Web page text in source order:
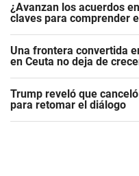
¿Avanzan los acuerdos
claves para comprender
Una frontera convertida
en Ceuta no deja de
Trump reveló que
para retomar el diálogo